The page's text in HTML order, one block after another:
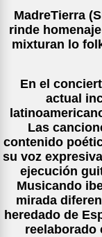
MadreTierra
rinde
mixturan lo
En el
actual
Las
contenido
su voz
ejecución
Musicando
mirada
heredado de
reelaborado